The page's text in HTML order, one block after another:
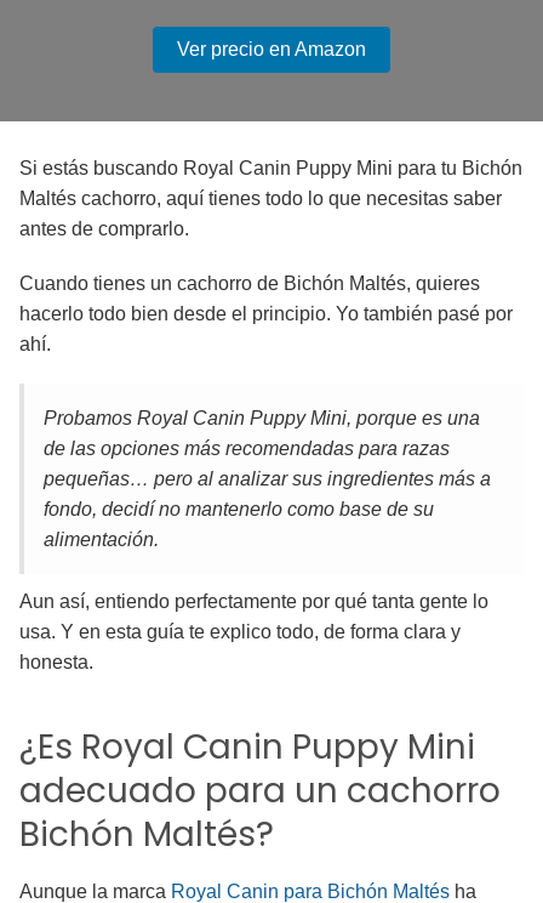
Ver precio en Amazon
Si estás buscando Royal Canin Puppy Mini para tu Bichón
Maltés cachorro, aquí tienes todo lo que necesitas saber
antes de comprarlo.
Cuando tienes un cachorro de Bichón Maltés, quieres
hacerlo todo bien desde el principio. Yo también pasé por
ahí.
Probamos Royal Canin Puppy Mini, porque es una
de las opciones más recomendadas para razas
pequeñas… pero al analizar sus ingredientes más a
fondo, decidí no mantenerlo como base de su
alimentación.
Aun así, entiendo perfectamente por qué tanta gente lo
usa. Y en esta guía te explico todo, de forma clara y
honesta.
¿Es Royal Canin Puppy Mini
adecuado para un cachorro
Bichón Maltés?
Aunque la marca Royal Canin para Bichón Maltés ha